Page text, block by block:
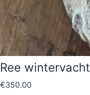
Ree wintervacht
€350.00